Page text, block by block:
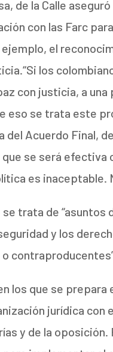
de la Calle
con las Farc
el
los
con justicia, a
eso se trata este
del Acuerdo Final,
se será efectiva
es inaceptable.
trata de “asuntos
y los
los que se
jurídica
y de la